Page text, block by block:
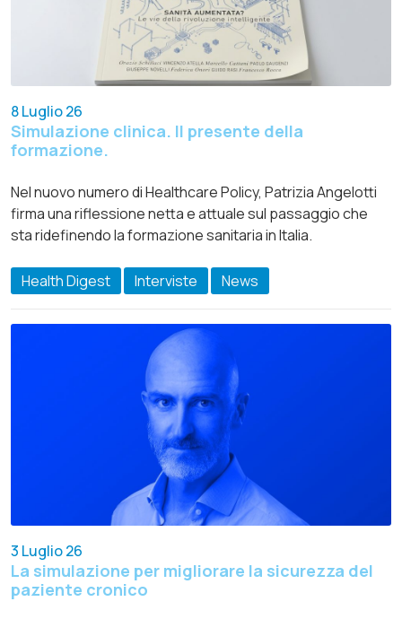
8 Luglio 26
Simulazione clinica. Il presente della
formazione.
Nel nuovo numero di Healthcare Policy, Patrizia Angelotti
firma una riflessione netta e attuale sul passaggio che
sta ridefinendo la formazione sanitaria in Italia.
Health Digest Interviste News
3 Luglio 26
La simulazione per migliorare la sicurezza del
paziente cronico